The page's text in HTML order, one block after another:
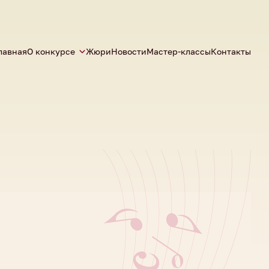
О конкурсе ЖюриНовостиМастер-классыКонтакты